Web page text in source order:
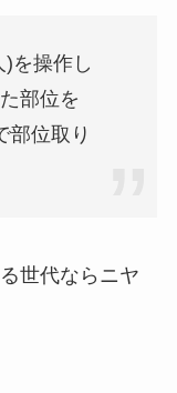
を操作し
部位を
部位取り
世代ならニヤ